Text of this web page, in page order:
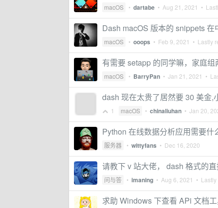
macOS • dartabe • Aug 21, 2021 •
Dash macOS 版本的 snippets
macOS • ooops • Feb 9, 2021 • Lastly
有需要 setapp 的同学嘛，家庭组
macOS • BarryPan • Jan 21, 2021 •
dash 现在太贵了居然要 30 美金,
1 macOS • chinaliuhan • Jan 20,
Python 在线数据分析应用需要什
服务器 • wittyfans • Dec 16, 2020
请教下 v 站大佬， dash 格式的
问与答 • imaning • Aug 6, 2021 •
求助 Windows 下查看 APi 文档